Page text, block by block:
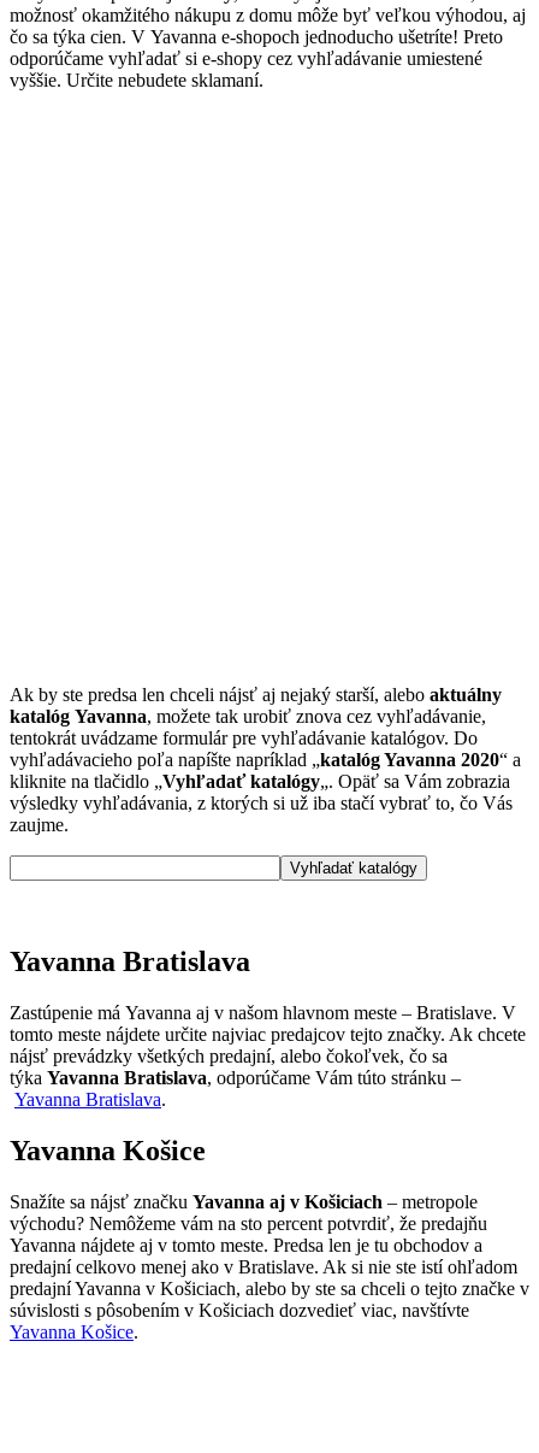
možnosť okamžitého nákupu z domu môže byť veľkou výhodou, aj
čo sa týka cien. V Yavanna e-shopoch jednoducho ušetríte! Preto
odporúčame vyhľadať si e-shopy cez vyhľadávanie umiestené
vyššie. Určite nebudete sklamaní.
Ak by ste predsa len chceli nájsť aj nejaký starší, alebo aktuálny
katalóg Yavanna, možete tak urobiť znova cez vyhľadávanie,
tentokrát uvádzame formulár pre vyhľadávanie katalógov. Do
vyhľadávacieho poľa napíšte napríklad „katalóg Yavanna 2020“ a
kliknite na tlačidlo „Vyhľadať katalógy„. Opäť sa Vám zobrazia
výsledky vyhľadávania, z ktorých si už iba stačí vybrať to, čo Vás
zaujme.
Yavanna Bratislava
Zastúpenie má Yavanna aj v našom hlavnom meste – Bratislave. V
tomto meste nájdete určite najviac predajcov tejto značky. Ak chcete
nájsť prevádzky všetkých predajní, alebo čokoľvek, čo sa
týka Yavanna Bratislava, odporúčame Vám túto stránku –
Yavanna Bratislava.
Yavanna Košice
Snažíte sa nájsť značku Yavanna aj v Košiciach – metropole
východu? Nemôžeme vám na sto percent potvrdiť, že predajňu
Yavanna nájdete aj v tomto meste. Predsa len je tu obchodov a
predajní celkovo menej ako v Bratislave. Ak si nie ste istí ohľadom
predajní Yavanna v Košiciach, alebo by ste sa chceli o tejto značke v
súvislosti s pôsobením v Košiciach dozvedieť viac, navštívte
Yavanna Košice.